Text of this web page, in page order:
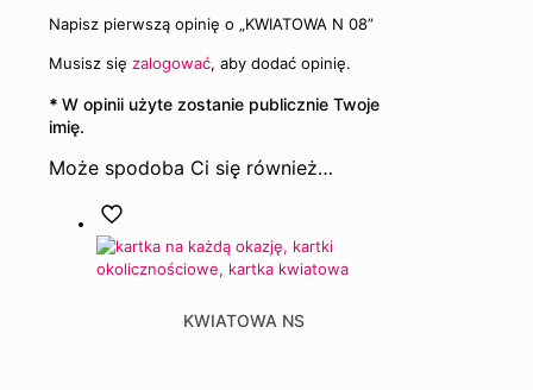
Napisz pierwszą opinię o „KWIATOWA N 08”
Musisz się zalogować, aby dodać opinię.
* W opinii użyte zostanie publicznie Twoje
imię.
Może spodoba Ci się również…
KWIATOWA NS